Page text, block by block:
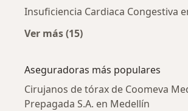
Insuficiencia Cardiaca Congestiva
Ver más (15)
Aseguradoras más populares
Cirujanos de tórax de Coomeva
Prepagada S.A. en Medellín